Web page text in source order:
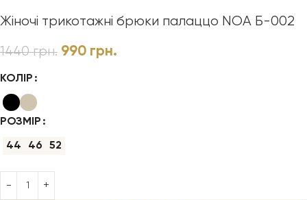
Жіночі трикотажні брюки палаццо NOA Б-002
1440грн. 990 грн.
КОЛІР
РОЗМІР
44 46 52